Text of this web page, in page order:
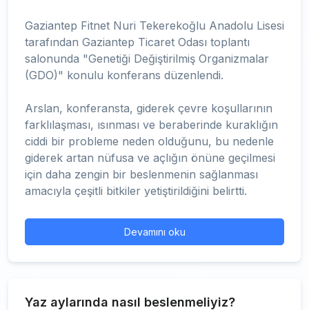
Gaziantep Fitnet Nuri Tekerekoğlu Anadolu Lisesi
tarafından Gaziantep Ticaret Odası toplantı
salonunda "Genetiği Değiştirilmiş Organizmalar
(GDO)" konulu konferans düzenlendi.
Arslan, konferansta, giderek çevre koşullarının
farklılaşması, ısınması ve beraberinde kuraklığın
ciddi bir probleme neden olduğunu, bu nedenle
giderek artan nüfusa ve açlığın önüne geçilmesi
için daha zengin bir beslenmenin sağlanması
amacıyla çeşitli bitkiler yetiştirildiğini belirtti.
Devamını oku
Yaz aylarında nasıl beslenmeliyiz?